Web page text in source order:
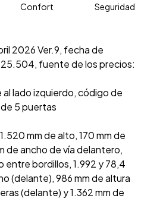
2026 Ver.9, fecha de
fuente de los precios:
lado izquierdo, código de
5 puertas
mm de alto, 170 mm de
de ancho de vía delantero,
entre bordillos, 1.992 y 78,4
(delante), 986 mm de altura
(delante) y 1.362 mm de
Confort Seguridad